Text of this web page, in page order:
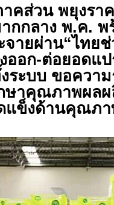
คส่วน พยุงรา
กกลาง พ.ค. พ
จายผ่าน“ไทย
ออก-ต่อยอดแ
ระบบ ขอควา
ษาคุณภาพผลผ
แข็งด้านคุณภ